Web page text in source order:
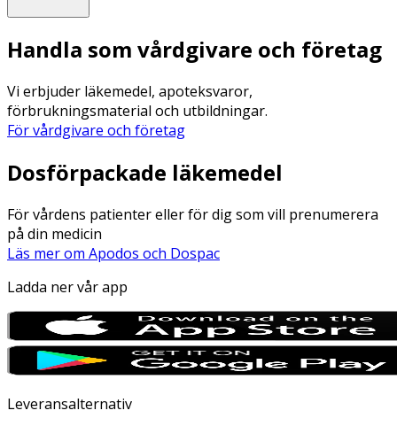
Handla som vårdgivare och företag
Vi erbjuder läkemedel, apoteksvaror,
förbrukningsmaterial och utbildningar.
För vårdgivare och företag
Dosförpackade läkemedel
För vårdens patienter eller för dig som vill prenumerera
på din medicin
Läs mer om Apodos och Dospac
Ladda ner vår app
Leveransalternativ